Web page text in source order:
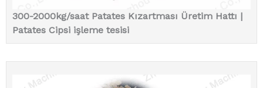
300-2000kg/saat Patates Kızartması Üretim Hattı |
Patates Cipsi işleme tesisi